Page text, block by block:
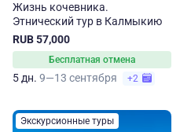
Жизнь кочевника.
Этнический тур в Калмыкию
RUB 57,000
Бесплатная отмена
5 дн. 9—13 сентября +2
Экскурсионные туры